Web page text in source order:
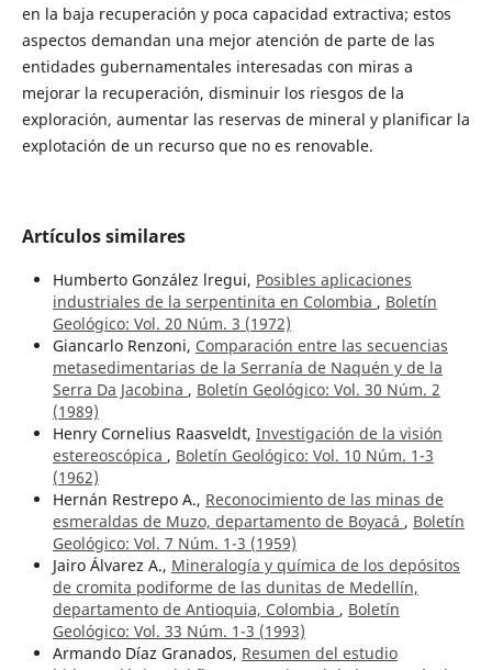
en la baja recuperación y poca capacidad extractiva; estos
aspectos demandan una mejor atención de parte de las
entidades gubernamentales interesadas con miras a
mejorar la recuperación, disminuir los riesgos de la
exploración, aumentar las reservas de mineral y planificar la
explotación de un recurso que no es renovable.
Artículos similares
Humberto González lregui, Posibles aplicaciones
industriales de la serpentinita en Colombia , Boletín
Geológico: Vol. 20 Núm. 3 (1972)
Giancarlo Renzoni, Comparación entre las secuencias
metasedimentarias de la Serranía de Naquén y de la
Serra Da Jacobina , Boletín Geológico: Vol. 30 Núm. 2
(1989)
Henry Cornelius Raasveldt, Investigación de la visión
estereoscópica , Boletín Geológico: Vol. 10 Núm. 1-3
(1962)
Hernán Restrepo A., Reconocimiento de las minas de
esmeraldas de Muzo, departamento de Boyacá , Boletín
Geológico: Vol. 7 Núm. 1-3 (1959)
Jairo Álvarez A., Mineralogía y química de los depósitos
de cromita podiforme de las dunitas de Medellín,
departamento de Antioquia, Colombia , Boletín
Geológico: Vol. 33 Núm. 1-3 (1993)
Armando Díaz Granados, Resumen del estudio